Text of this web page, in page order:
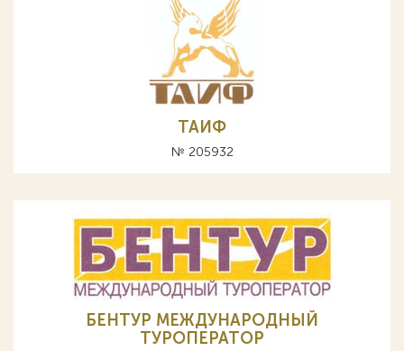
ТАИФ
№ 205932
БЕНТУР МЕЖДУНАРОДНЫЙ
ТУРОПЕРАТОР